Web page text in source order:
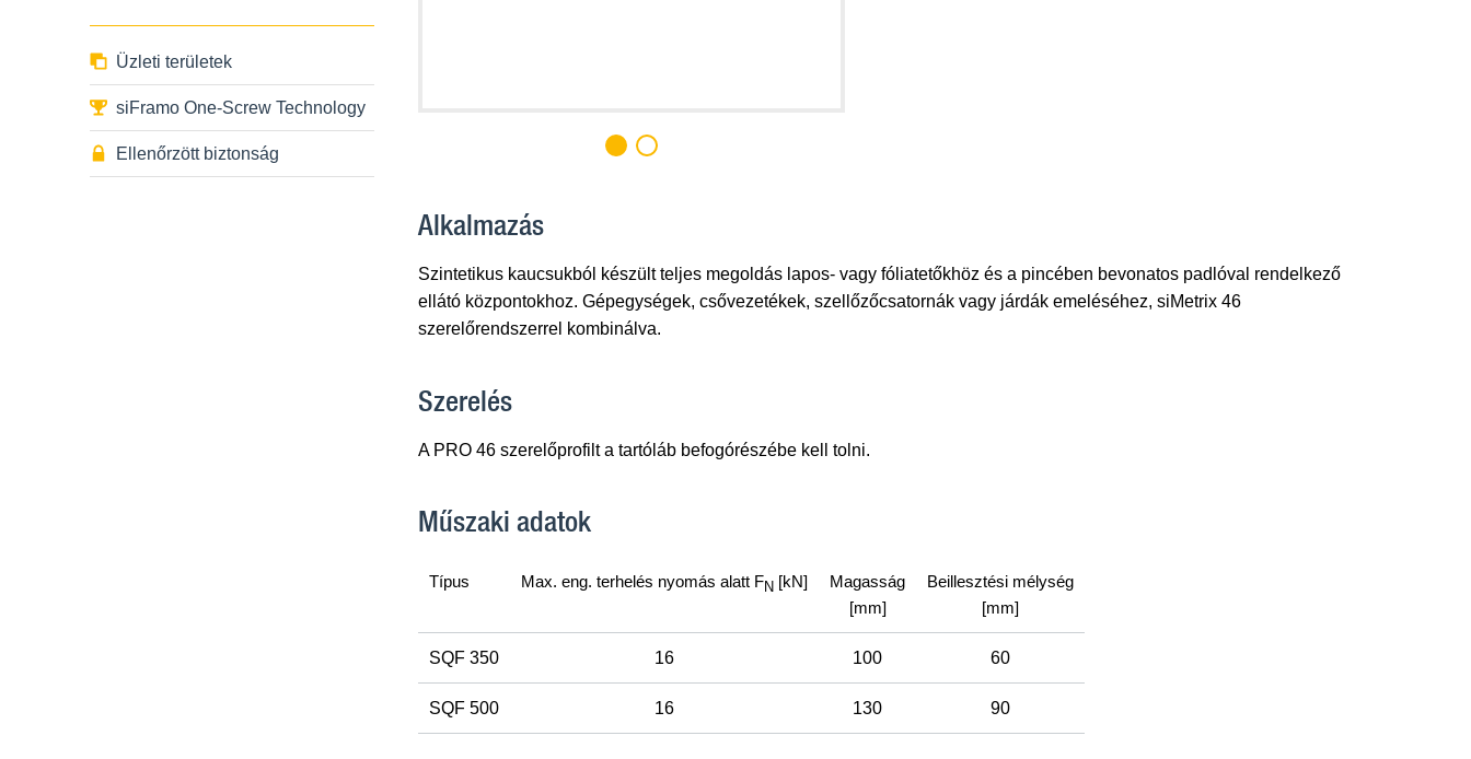
Üzleti területek
siFramo One-Screw Technology
Ellenőrzött biztonság
Alkalmazás
Szintetikus kaucsukból készült teljes megoldás lapos- vagy fóliatetőkhöz és a pincében bevonatos padlóval rendelkező
ellátó központokhoz. Gépegységek, csővezetékek, szellőzőcsatornák vagy járdák emeléséhez, siMetrix 46
szerelőrendszerrel kombinálva.
Szerelés
A PRO 46 szerelőprofilt a tartóláb befogórészébe kell tolni.
Műszaki adatok
Típus Max. eng. terhelés nyomás alatt FN [kN]
Magasság
[mm]
Beillesztési mélység
[mm]
SQF 350 16 100 60
SQF 500 16 130 90